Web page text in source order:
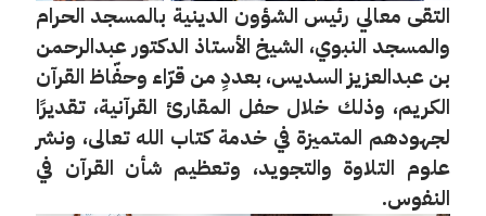
التقى معالي رئيس الشؤون الدينية بالمسجد الحرام
والمسجد النبوي، الشيخ الأستاذ الدكتور عبدالرحمن
بن عبدالعزيز السديس، بعددٍ من قرّاء وحفّاظ القرآن
الكريم، وذلك خلال حفل المقارئ القرآنية، تقديرًا
لجهودهم المتميزة في خدمة كتاب الله تعالى، ونشر
علوم التلاوة والتجويد، وتعظيم شأن القرآن في
النفوس.